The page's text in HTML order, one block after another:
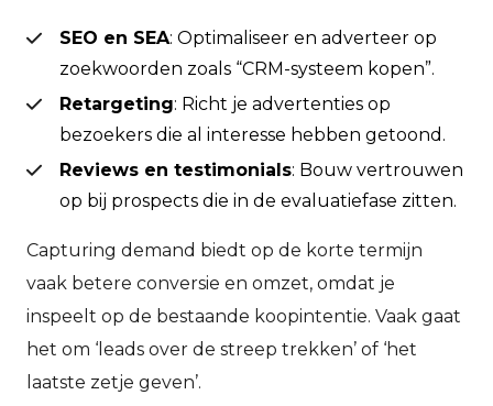
SEO en SEA: Optimaliseer en adverteer op
zoekwoorden zoals “CRM-systeem kopen”.
Retargeting: Richt je advertenties op
bezoekers die al interesse hebben getoond.
Reviews en testimonials: Bouw vertrouwen
op bij prospects die in de evaluatiefase zitten.
Capturing demand biedt op de korte termijn
vaak betere conversie en omzet, omdat je
inspeelt op de bestaande koopintentie. Vaak gaat
het om ‘leads over de streep trekken’ of ‘het
laatste zetje geven’.